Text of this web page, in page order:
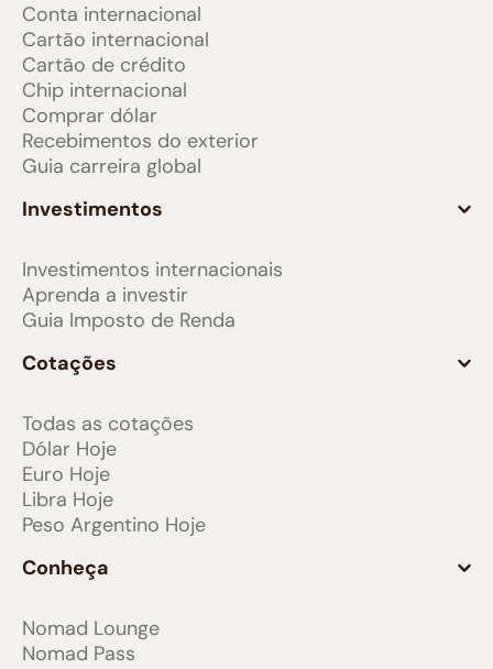
Conta internacional
Cartão internacional
Cartão de crédito
Chip internacional
Comprar dólar
Recebimentos do exterior
Guia carreira global
Investimentos
Investimentos internacionais
Aprenda a investir
Guia Imposto de Renda
Cotações
Todas as cotações
Dólar Hoje
Euro Hoje
Libra Hoje
Peso Argentino Hoje
Conheça
Nomad Lounge
Nomad Pass